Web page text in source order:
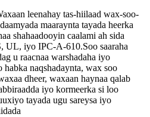
leenahay tas-hiilaad wax-soo-
maaraynta tayada heerka
shahaadooyin caalami ah sida
UL, iyo IPC-A-610.Soo saaraha
u raacnaa warshadaha iyo
habka naqshadaynta, wax soo
dheer, waxaan haynaa qalab
iyo kormeerka si loo
tayada ugu sareysa iyo